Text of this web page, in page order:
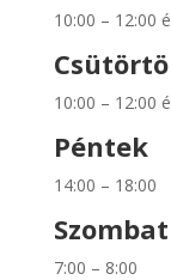
10:00 – 12:00
10:00 – 12:00
Péntek
14:00 – 18:00
Szombat
7:00 – 8:00